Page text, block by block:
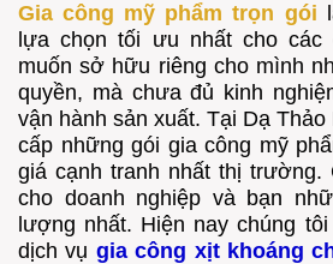
Gia công mỹ phẩm trọn gói
lựa chọn tối ưu nhất cho các
muốn sở hữu riêng cho mình
quyền, mà chưa đủ kinh
vận hành sản xuất. Tại Dạ
cấp những gói gia công mỹ
giá cạnh tranh nhất thị trường.
cho doanh nghiệp và bạn
lượng nhất. Hiện nay chúng
dịch vụ gia công xịt khoáng